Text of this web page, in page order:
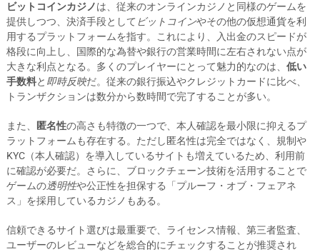
ビットコインカジノは、従来のオンラインカジノと同様のゲームを
提供しつつ、決済手段として ビットコインやその他の仮想通貨を利
用するプラットフォームを指す。これにより、入出金のスピードが
格段に向上し、国際的な為替や銀行の営業時間に左右されない点が
大きな利点となる。多くのプレイヤーにとって魅力的なのは、 低い
手数料と 即時反映だ。従来の銀行振込やクレジットカードに比べ、
トランザクションは数分から数時間で完了することが多い。
また、 匿名性の高さも特徴の一つで、本人確認を最小限に抑えるプ
ラットフォームも存在する。ただし匿名性は完全ではなく、規制や
KYC（本人確認）を導入しているサイトも増えているため、利用前
に確認が必要だ。さらに、ブロックチェーン技術を活用することで
ゲームの透明性や公正性を担保する「プルーフ・オブ・フェアネ
ス」を採用しているカジノもある。
信頼できるサイト選びは最重要で、ライセンス情報、第三者監査、
ユーザーのレビューなどを総合的にチェックすることが推奨され